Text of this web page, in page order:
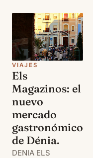
VIAJES
Els
Magazinos: el
nuevo
mercado
gastronómico
de Dénia.
DENIA ELS